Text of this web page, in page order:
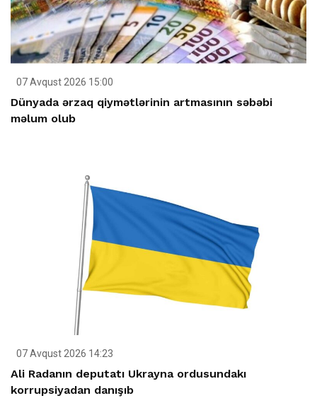
07 Avqust 2026 15:00
Dünyada ərzaq qiymətlərinin artmasının səbəbi
məlum olub
07 Avqust 2026 14:23
Ali Radanın deputatı Ukrayna ordusundakı
korrupsiyadan danışıb